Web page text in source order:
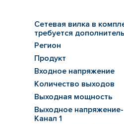
Сетевая вилка в
требуется
Регион
Продукт
Входное напряжение
Количество выходов
Выходная мощность
Выходное напряжение-
Канал 1